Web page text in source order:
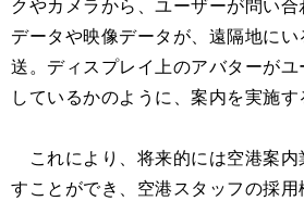
データや映像データが、遠隔地に
送。ディスプレイ上のアバターが
しているかのように、案内を実施す
これにより、将来的には空港案
すことができ、空港スタッフの採